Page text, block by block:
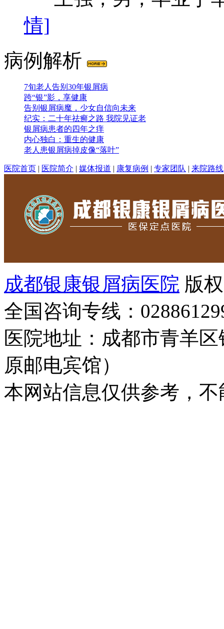
情]
病例解析
7旬老人告别30年银屑病
跨“银”影，享健康
告别银屑病魔，少女自信向未来
纪实：二十年祛癣之路 我院见证老
银屑病患者的四年之痒
内心独白：重生的健康
老人患银屑病掉皮像“落叶”
医院首页 | 医院简介 | 媒体报道 | 康复病例 | 专家团队 | 来院路线
成都银康银屑病医院 版
全国咨询专线：
医院地址：成都市青羊
原邮电宾馆）
本网站信息仅供参考，